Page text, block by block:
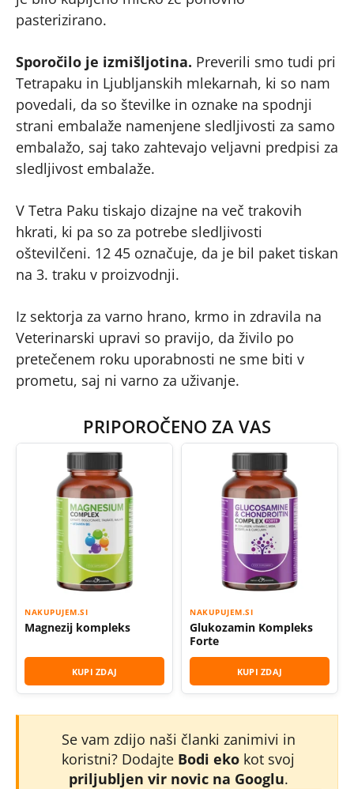
pasterizirano.
Sporočilo je izmišljotina. Preverili smo tudi pri
Tetrapaku in Ljubljanskih mlekarnah, ki so nam
povedali, da so številke in oznake na spodnji
strani embalaže namenjene sledljivosti za samo
embalažo, saj tako zahtevajo veljavni predpisi za
sledljivost embalaže.
V Tetra Paku tiskajo dizajne na več trakovih
hkrati, ki pa so za potrebe sledljivosti
oštevilčeni. 12 45 označuje, da je bil paket tiskan
na 3. traku v proizvodnji.
Iz sektorja za varno hrano, krmo in zdravila na
Veterinarski upravi so pravijo, da živilo po
pretečenem roku uporabnosti ne sme biti v
prometu, saj ni varno za uživanje.
PRIPOROČENO ZA VAS
NAKUPUJEM.SI
Magnezij kompleks
KUPI ZDAJ
NAKUPUJEM.SI
Glukozamin Kompleks
Forte
KUPI ZDAJ
Se vam zdijo naši članki zanimivi in
koristni? Dodajte Bodi eko kot svoj
priljubljen vir novic na Googlu.